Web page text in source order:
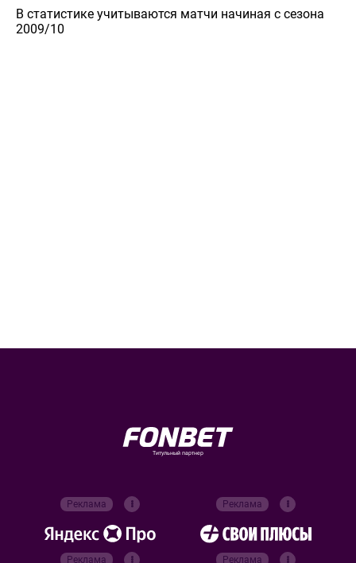
В статистике учитываются матчи начиная с сезона
2009/10
Титульный партнер
Реклама Реклама
Реклама Реклама